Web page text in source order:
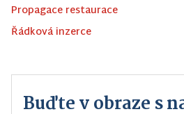
Propagace restaurace
Řádková inzerce
Buďte v obraze s